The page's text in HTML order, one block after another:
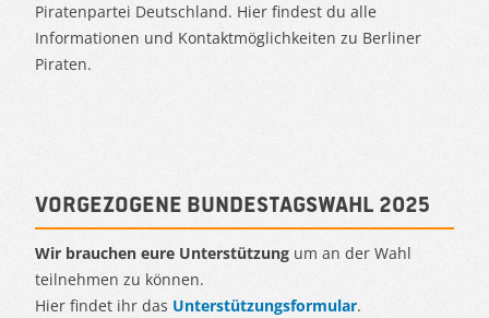
Piratenpartei Deutschland. Hier findest du alle
Informationen und Kontaktmöglichkeiten zu Berliner
Piraten.
Vorgezogene Bundestagswahl 2025
Wir brauchen eure Unterstützung um an der Wahl
teilnehmen zu können.
Hier findet ihr das Unterstützungsformular.